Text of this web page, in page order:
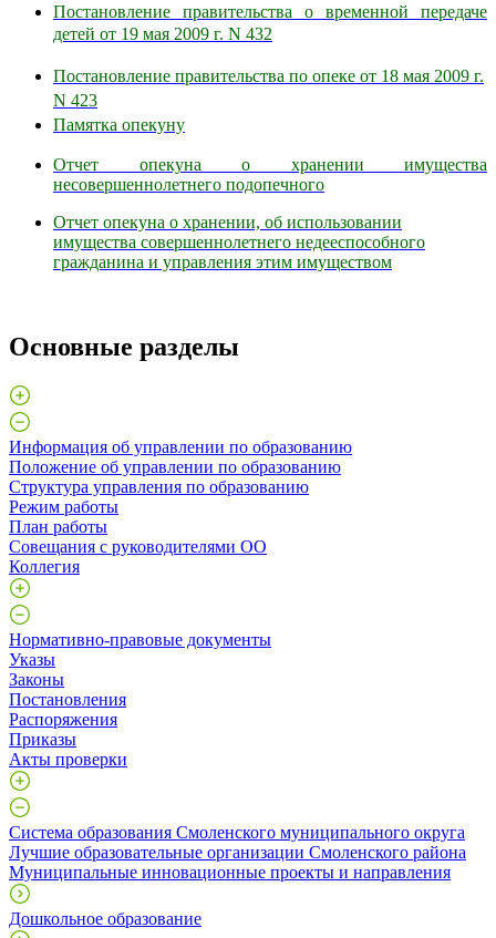
Постановление правительства о временной передаче
детей от 19 мая 2009 г. N 432
Постановление правительства по опеке от 18 мая 2009 г.
N 423
Памятка опекуну
Отчет опекуна о хранении имущества
несовершеннолетнего подопечного
Отчет опекуна о хранении, об использовании
имущества совершеннолетнего недееспособного
гражданина и управления этим имуществом
Основные разделы
Информация об управлении по образованию
Положение об управлении по образованию
Структура управления по образованию
Режим работы
План работы
Совещания с руководителями ОО
Коллегия
Нормативно-правовые документы
Указы
Законы
Постановления
Распоряжения
Приказы
Акты проверки
Система образования Смоленского муниципального округа
Лучшие образовательные организации Смоленского района
Муниципальные инновационные проекты и направления
Дошкольное образование